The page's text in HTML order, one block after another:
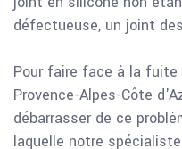
défectueuse, un joint
Pour faire face à la fuite
Provence-Alpes-Côte
débarrasser de ce
laquelle notre